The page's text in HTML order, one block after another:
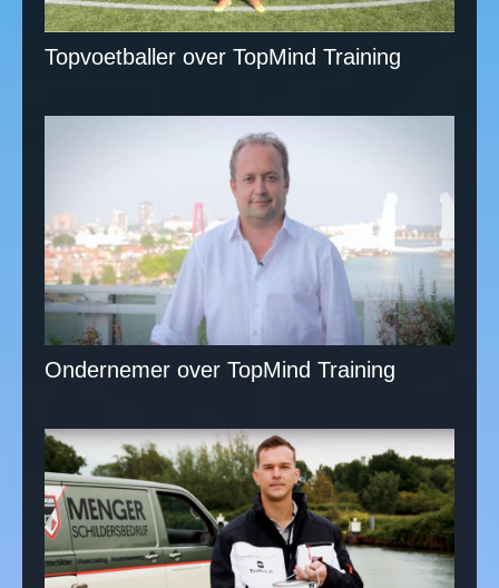
Topvoetballer over TopMind Training
Ondernemer over TopMind Training